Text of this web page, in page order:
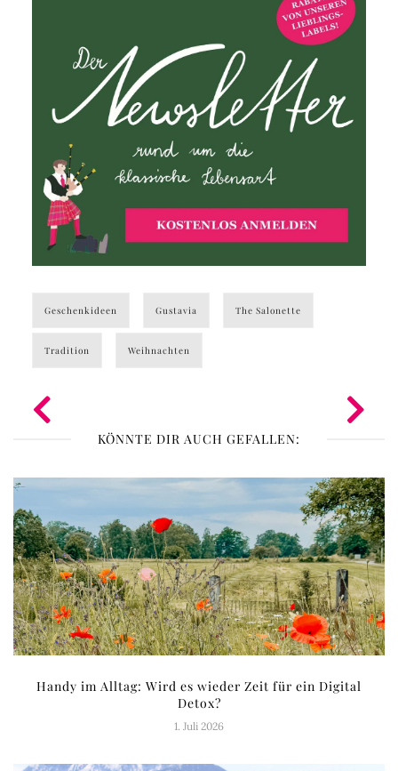
Geschenkideen Gustavia The Salonette
Tradition Weihnachten
KÖNNTE DIR AUCH GEFALLEN:
Handy im Alltag: Wird es wieder Zeit für ein Digital
Detox?
1. Juli 2026